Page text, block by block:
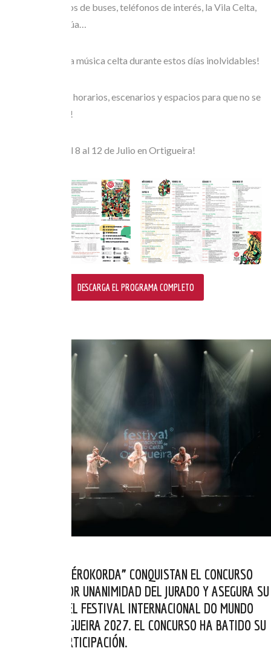
talleres, horarios de buses, teléfonos de interés, la Vila Celta,
el Festival na Rúa…
Sumérgete en la música celta durante estos días inolvidables!
📍 Consulta los horarios, escenarios y espacios para que no se
te escape nada!
¡Nos vemos del 8 al 12 de Julio en Ortigueira!
DESCARGA EL PROGRAMA COMPLETO
LOS BELGAS “AÉROKORDA” CONQUISTAN EL CONCURSO
RUNAS 2026 POR UNANIMIDAD DEL JURADO Y ASEGURA SU
PRESENCIA EN EL FESTIVAL INTERNACIONAL DO MUNDO
CELTA DE ORTIGUEIRA 2027. EL CONCURSO HA BATIDO SU
RÉCORD DE PARTICIPACIÓN.